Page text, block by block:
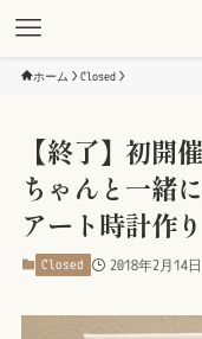
ホーム Closed
【終了】初開
ちゃんと一緒
アート時計作り
Closed 2018年2月14日